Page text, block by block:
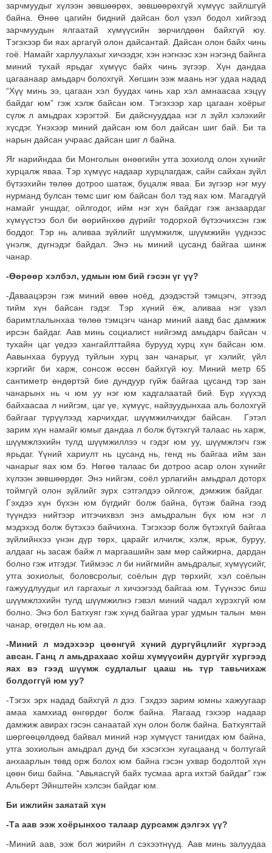
зарчмуудыг хүлээн зөвшөөрөх, зөвшөөрөхгүй хүмүүс зайлшгүй
байна. Өнөө цагийн бидний дайсан бол үзэл бодол хийгээд
зарчмуудын ялгаатай хүмүүсийн зөрчилдөөн байхгүй юу.
Тэгэхээр би яах аргагүй олон дайсантай. Дайсан олон байх чинь
гоё. Намайг харлуулахыг хичээдэг, хэн нэгнээс хэн нэгэнд байнга
миний тухай ярьдаг хүмүүс байх чинь зүгээр. Хүн дандаа
цагаанаар амьдарч болохгүй. Хөгшин ээж маань нэг удаа надад
“Хүү минь ээ, цагаан хэл буудах чинь хар хэл амнаасаа хэцүү
байдаг юм” гэж хэлж байсан юм. Тэгэхээр хар цагаан хоёрыг
сүлж л амьдрах хэрэгтэй. Би дайснууддаа нэг л зүйл хэлэхийг
хүсдэг. Үнэхээр миний дайсан юм бол дайсан шиг бай. Би та
нарын дайсан учраас дайсан шиг л байна.
Яг нарийндаа би Монголын өнөөгийн утга зохиолд олон хүнийг
хурцалж яваа. Тэр хүмүүс надаар хурцлагдаж, сайн сайхан зүйл
бүтээхийн төлөө дотроо шатаж, буцалж яваа. Би зүгээр нэг муу
нурманд булсан төмс шиг юм байсан бол тэд яах юм. Магадгүй
намайг уншдаг, ойлгодог, ийм нэг хүн байдаг гэж анзаардаг
хүмүүстээ бол би өөрийнхөө дүрийг тодорхой бүтээчихсэн гэж
боддог. Тэр нь аливаа зүйлийг шүүмжилж, шүүмжийн үүднээс
үнэлж, дүгнэдэг байдал. Энэ нь миний цусанд байгаа шинж
чанар.
-Өөрөөр хэлбэл, удмын юм бий гэсэн үг үү?
-Даваацэрэн гэж миний өвөө ноёд, дээдэстэй тэмцэгч, этгээд
тийм хүн байсан гэдэг. Тэр хүний ёж, аливаа нэг үзэл
баримтлалынхаа төлөө тэмцэгч чанар миний аавд бас дамжиж
ирсэн байдаг. Аав минь социалист нийгэмд амьдарч байсан ч
тухайн цаг үедээ хангайлттайяа бурууд хурц хүн байсан юм.
Аавынхаа бурууд туйлын хурц зан чанарыг, үг хэлийг, үйл
хэргийг би харж, сонсож өссөн байхгүй юу. Миний метр 65
сантиметр өндөртэй бие дундуур гүйж байгаа цусанд тэр зан
чанарынх нь ч юм уу нэг юм хадгалаатай бий. Бүр хүүхэд
байхаасаа л нийгэм, цаг үе, хүмүүс, найзуудынхаа аль болохгүй
байгааг түрүүлээд харчихдаг, шүүмжилчихдэг байсан. Гэтэл
зарим хүн намайг юмыг дандаа л болж бүтэхгүй талаас нь харж,
шүүмжлэхийн тулд шүүмжиллээ ч гэдэг юм уу, шүүмжлэгч гэж
ярьдаг. Үүний хариулт нь цусанд нь, генд нь байгаа ийм зан
чанарыг яах юм бэ. Нөгөө талаас би дотроо асар олон хүнийг
хүлээн зөвшөөрдөг. Энэ нийгэм, соёл урлагийн амьдрал доторх
тоймгүй олон зүйлийг зүрх сэтгэлдээ ойлгож, дэмжиж байдаг.
Гэхдээ хүн бүхэн юм бүгдийг болж байна, бүтэж байна гээд
түүндээ нийтээр итгэчихвэл энэ амьдралын бүх юм нэг л
мэдэхэд болж бүтэхээ байчихна. Тэгэхээр болж бүтэхгүй байгаа
зүйлийнхээ үнэн дүр төрх, царайг илчилж, хэлж, ярьж, буруу,
алдааг нь засаж байж л маргаашийн зам мөр сайжирна, дардан
болно гэж итгэдэг. Тиймээс л би нийгмийн амьдралыг, хүмүүсийг,
утга зохиолыг, боловсролыг, соёлын дүр төрхийг, хэл соёлын
гажуудлуудыг ил гаргахыг л хичээгээд байгаа юм. Түүнээс биш
шүүмжлэхийн тулд шүүмжилнэ гэвэл миний чадал хүрэхгүй юм
болно. Энэ бол Батхуяг гэж хүнд байгаа ураг удмын талын мөн
чанар, өгөгдөл нь юм аа.
-Миний л мэдэхээр цөөнгүй хүний дургүйцлийг хүргээд
авсан. Ганц л амьдрахаас хойш хүмүүсийн дургүйг хүргээд
яах вэ гээд шүүмж судлалыг цааш нь түр тавьчихаж
болдоггүй юм уу?
-Тэгэх эрх надад байхгүй л дээ. Гэхдээ зарим юмны хажуугаар
амаа хамхиад өнгөрдөг болж байна. Яагаад гэхээр надаар
дамжиж авирах гэсэн санаатай хүн олон болж байна. Батхуягтай
шөргөөцөлдөөд байвал миний нэр хүмүүст танигдах юм байна,
утга зохиолын амьдрал дунд би хэсэгхэн хугацаанд ч болтугай
анхаарлын төвд орж болох юм байна гэсэн ухвар бодолтой хүн
цөөн биш байна. “Авьяасгүй байх тусмаа арга ихтэй байдаг” гэж
Альберт Эйнштейн хэлсэн байдаг юм.
Би ижлийн заяатай хүн
-Та аав ээж хоёрынхоо талаар дурсамж дэлгэх үү?
-Миний аав, ээж бол жирийн л сэхээтнүүд. Аав минь залуудаа